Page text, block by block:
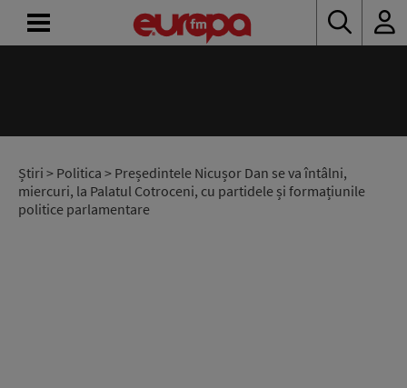
Știri > Politica > Președintele Nicușor Dan se va întâlni,
miercuri, la Palatul Cotroceni, cu partidele și formațiunile
politice parlamentare
RADIO
CONCURSURI